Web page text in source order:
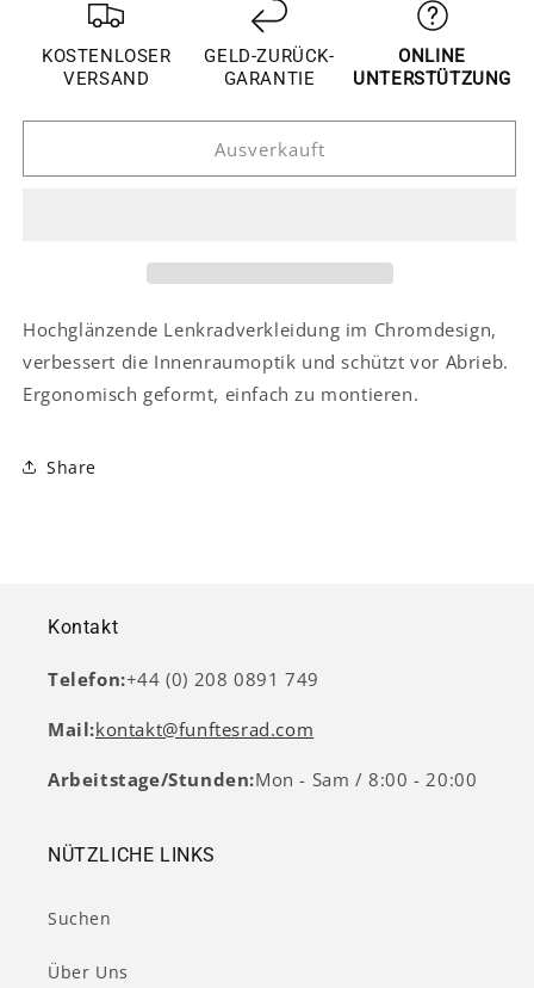
Opel
Mokka
Lenkradbezug
Abdeckung
Opel
Mokka
Lenkradbezug
Lenkradhülle
Abdeckung
KOSTENLOSER
VERSAND
GELD-ZURÜCK-
GARANTIE
ONLINE
UNTERSTÜTZUNG
Ausverkauft
Hochglänzende Lenkradverkleidung im Chromdesign,
verbessert die Innenraumoptik und schützt vor Abrieb.
Ergonomisch geformt, einfach zu montieren.
Share
Kontakt
Telefon:+44 (0) 208 0891 749
Mail:kontakt@funftesrad.com
Arbeitstage/Stunden:Mon - Sam / 8:00 - 20:00
NÜTZLICHE LINKS
Suchen
Über Uns